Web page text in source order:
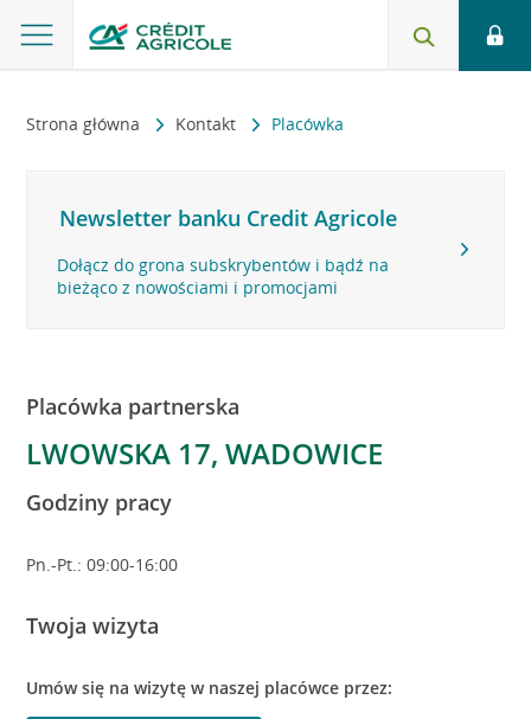
Strona główna Kontakt Placówka
Newsletter banku Credit Agricole
Dołącz do grona subskrybentów i bądź na
bieżąco z nowościami i promocjami
Placówka partnerska
LWOWSKA 17, WADOWICE
Godziny pracy
Pn.-Pt.: 09:00-16:00
Twoja wizyta
Umów się na wizytę w naszej placówce przez: